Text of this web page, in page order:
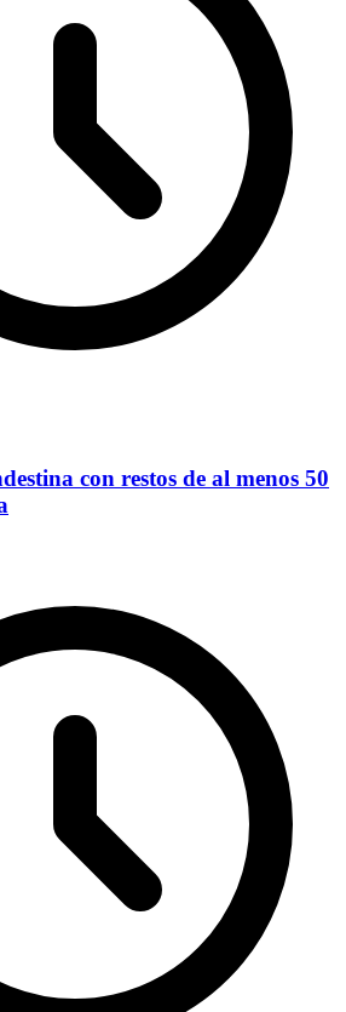
con restos de al menos 50